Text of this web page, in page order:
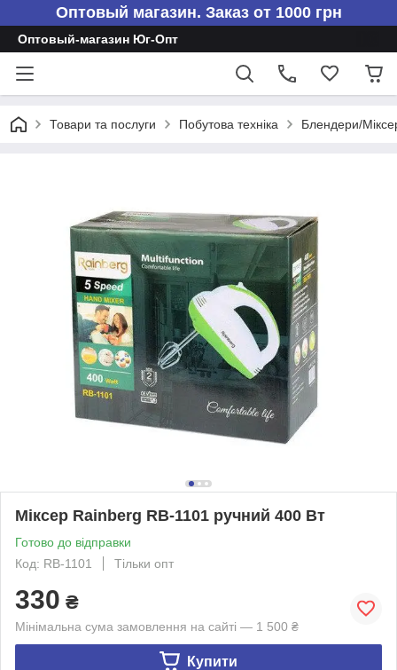
Оптовый магазин. Заказ от 1000 грн
Оптовый-магазин Юг-Опт
Товари та послуги Побутова техніка Блендери/
Міксер Rainberg RB-1101 ручний 400 Вт
Готово до відправки
Код: RB-1101
Тільки опт
330 ₴
Мінімальна сума замовлення на сайті — 1 500 ₴
Купити